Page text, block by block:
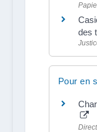
des
Pour en